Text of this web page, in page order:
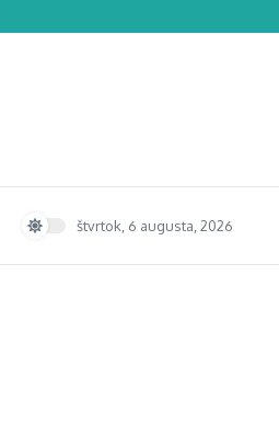
štvrtok, 6 augusta, 2026